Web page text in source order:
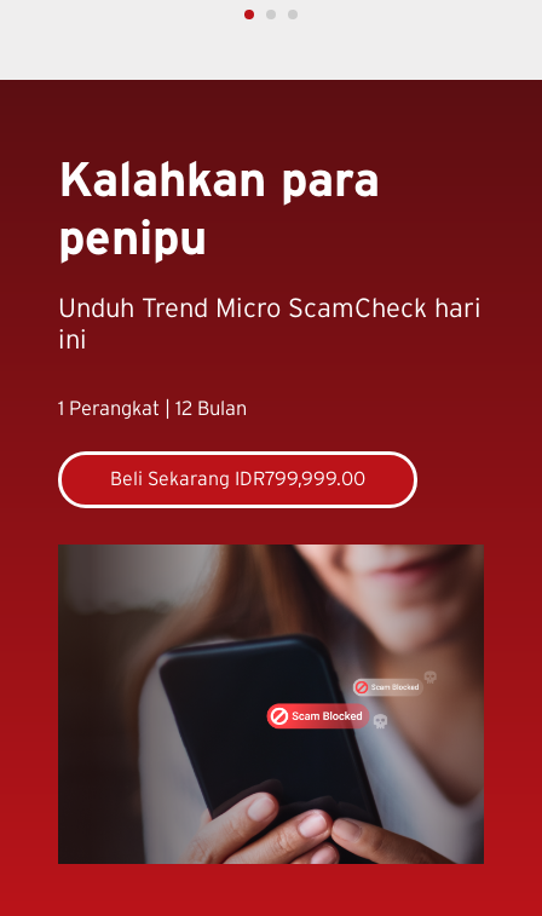
Kalahkan para
penipu
Unduh Trend Micro ScamCheck hari
ini
1 Perangkat | 12 Bulan
Beli Sekarang IDR799,999.00